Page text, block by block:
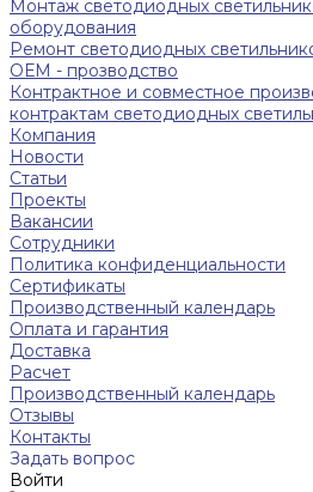
Монтаж светодиодных
оборудования
Ремонт светодиодных
ОЕМ - прозводство
Контрактное и совместное
контрактам светодиодных
Компания
Новости
Статьи
Проекты
Вакансии
Сотрудники
Политика конфиденциальности
Сертификаты
Производственный календарь
Оплата и гарантия
Доставка
Расчет
Производственный календарь
Отзывы
Контакты
Задать вопрос
Войти